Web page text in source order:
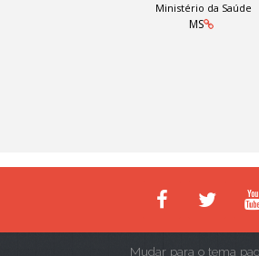
Ministério da Saúde
MS
Mudar para o tema